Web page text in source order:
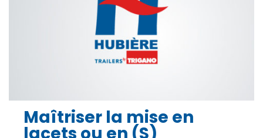
Maîtriser la mise en